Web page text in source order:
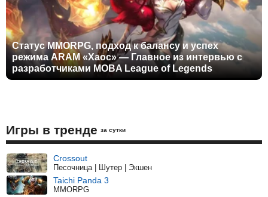
Статус MMORPG, подход к балансу и успех
режима ARAM «Хаос» — Главное из интервью с
разработчиками MOBA League of Legends
Игры в тренде за сутки
Crossout
Песочница | Шутер | Экшен
Taichi Panda 3
MMORPG